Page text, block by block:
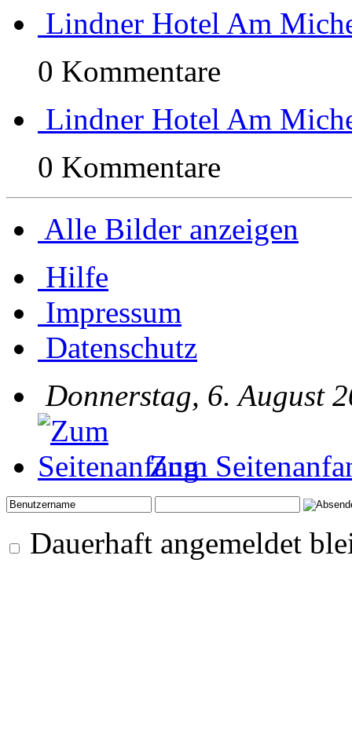
Lindner Hotel Am
0 Kommentare
Lindner Hotel Am
0 Kommentare
Alle Bilder anzeigen
Hilfe
Impressum
Datenschutz
Donnerstag, 6. August
Zum
Dauerhaft angemeldet